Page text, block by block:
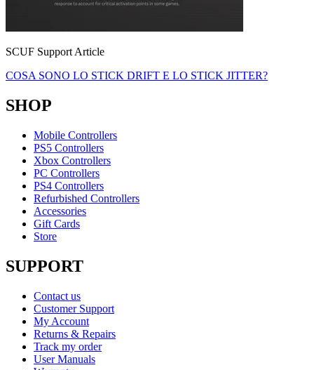
SCUF Support Article
COSA SONO LO STICK DRIFT E LO STICK JITTER?
SHOP
Mobile Controllers
PS5 Controllers
Xbox Controllers
PC Controllers
PS4 Controllers
Refurbished Controllers
Accessories
Gift Cards
Store
SUPPORT
Contact us
Customer Support
My Account
Returns & Repairs
Track my order
User Manuals